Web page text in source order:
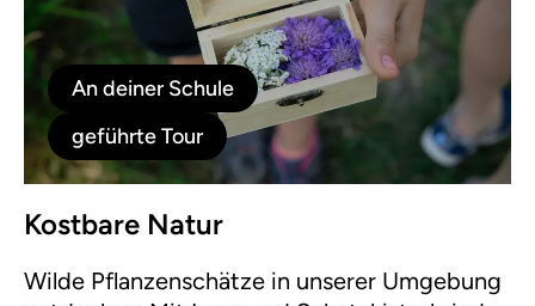
An deiner Schule
geführte Tour
Kostbare Natur
Wilde Pflanzenschätze in unserer Umgebung